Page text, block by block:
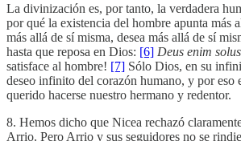
La divinización es, por tanto, la verdadera
por qué la existencia del hombre apunta más
más allá de sí misma, desea más allá de sí
hasta que reposa en Dios: [6] Deus enim
satisface al hombre! [7] Sólo Dios, en su
deseo infinito del corazón humano, y por eso
querido hacerse nuestro hermano y redentor.
8. Hemos dicho que Nicea rechazó
Arrio. Pero Arrio y sus seguidores no se